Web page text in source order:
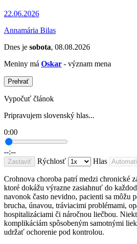
22.06.2026
Annamária Bilas
Dnes je sobota, 08.08.2026
Meniny má Oskar - význam mena
Prehrať
Vypočuť článok
Pripravujem slovenský hlas...
0:00
--:--
Zastaviť Rýchlosť Hlas
Crohnova choroba patrí medzi chronické
ktoré dokážu výrazne zasiahnuť do
navonok často nevidno, pacienti sa môžu
brucha, únavou, tráviacimi problémami,
hospitalizáciami či náročnou liečbou.
komplikáciám spôsobeným samotnými
udržať ochorenie pod kontrolou.